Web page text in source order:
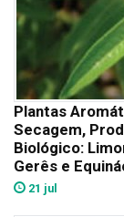
Plantas
Secagem,
Biológico:
Gerês e
21 jul